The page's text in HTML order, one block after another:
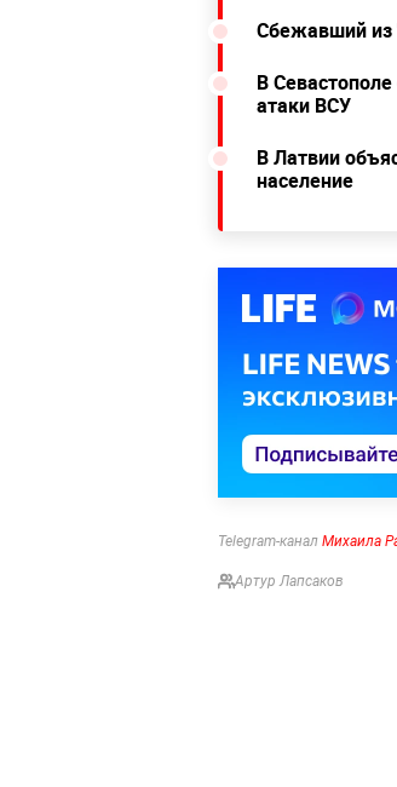
Сбежавший из
В
атаки ВСУ
В Латвии
население
Telegram-канал Михаила
Артур Лапсаков